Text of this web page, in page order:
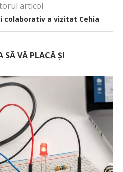
articol
colaborativ a vizitat Cehia
SĂ VĂ PLACĂ ȘI